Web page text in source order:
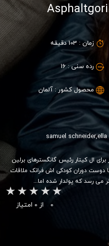
زمان : 103 دقیقه
رده سنی : 16
محصول کشور : آلمان
samuel schneider,ella
ال کیتار رئیس گانگسترهای برلین
دوست دوران کودکی اش فرانک ملاقات
می رسد که پولدار شده اما...
0 از 0 امتیاز